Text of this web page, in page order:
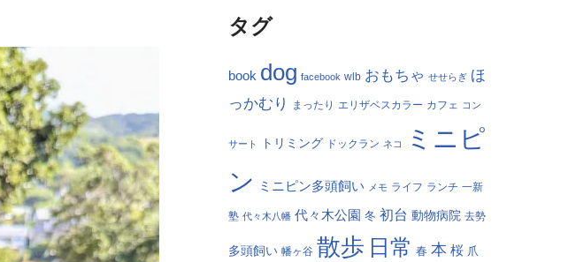
タグ
book dog facebook wlb おもちゃ せせらぎ ほ
っかむり
まったり エリザベスカラー カフェ コン
サート トリミング ドックラン ネコ
ミニピ
ン
ミニピン多頭飼い メモ ライフ ランチ 一新
塾 代々木八幡 代々木公園 冬 初台 動物病院 去勢
多頭飼い 幡ヶ谷 散歩 日常 春 本 桜 爪